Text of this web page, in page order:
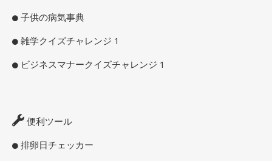
子供の病気事典
雑学クイズチャレンジ 1
ビジネスマナークイズチャレンジ 1
便利ツール
排卵日チェッカー